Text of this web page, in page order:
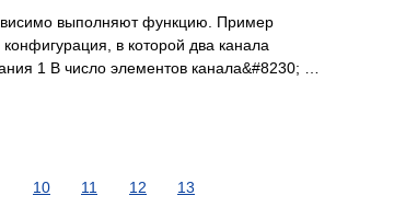
выполняют функцию. Пример
в которой два канала
1 В число элементов канала&#8230; …
10 11 12 13